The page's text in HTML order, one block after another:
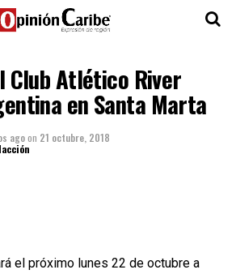
Club Atlético River
en Santa Marta
agoon 21 octubre, 2018
el próximo lunes 22 de octubre a